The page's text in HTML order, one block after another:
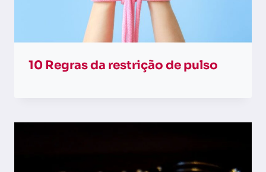
10 Regras da restrição de pulso